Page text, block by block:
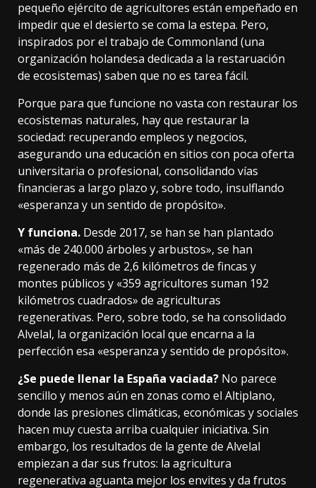
pequeño ejército de agricultores están empeñado en
impedir que el desierto se coma la estepa. Pero,
inspirados por el trabajo de Commonland (una
organización holandesa dedicada a la restaruación
de ecosistemas) saben que no es tarea fácil.
Porque para que funcione no vasta con restaurar los
ecosistemas naturales, hay que restaurar la
sociedad: recuperando empleos y negocios,
asegurando una educación en sitios con poca oferta
universitaria o profesional, consolidando vías
financieras a largo plazo y, sobre todo, insulflando
«esperanza y un sentido de propósito».
Y funciona. Desde 2017, se han se han plantado
«más de 240.000 árboles y arbustos», se han
regenerado más de 2,6 kilómetros de fincas y
montes públicos y «359 agricultores suman 192
kilómetros cuadrados» de agriculturas
regenerativas. Pero, sobre todo, se ha consolidado
Alvelal, la organización local que encarna a la
perfección esa «esperanza y sentido de propósito».
¿Se puede llenar la España vaciada? No parece
sencillo y menos aún en zonas como el Altiplano,
donde las presiones climáticas, económicas y sociales
hacen muy cuesta arriba cualquier iniciativa. Sin
embargo, los resultados de la gente de Alvelal
empiezan a dar sus frutos: la agricultura
regenerativa aguanta mejor los envites y da frutos